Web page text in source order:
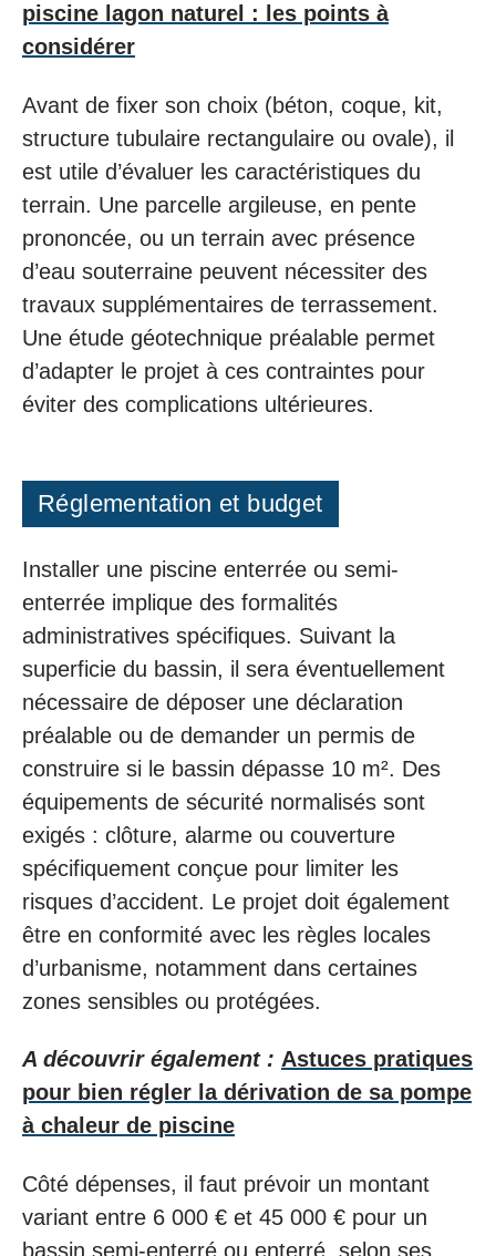
piscine lagon naturel : les points à
considérer
Avant de fixer son choix (béton, coque, kit,
structure tubulaire rectangulaire ou ovale), il
est utile d’évaluer les caractéristiques du
terrain. Une parcelle argileuse, en pente
prononcée, ou un terrain avec présence
d’eau souterraine peuvent nécessiter des
travaux supplémentaires de terrassement.
Une étude géotechnique préalable permet
d’adapter le projet à ces contraintes pour
éviter des complications ultérieures.
Réglementation et budget
Installer une piscine enterrée ou semi-
enterrée implique des formalités
administratives spécifiques. Suivant la
superficie du bassin, il sera éventuellement
nécessaire de déposer une déclaration
préalable ou de demander un permis de
construire si le bassin dépasse 10 m². Des
équipements de sécurité normalisés sont
exigés : clôture, alarme ou couverture
spécifiquement conçue pour limiter les
risques d’accident. Le projet doit également
être en conformité avec les règles locales
d’urbanisme, notamment dans certaines
zones sensibles ou protégées.
A découvrir également : Astuces pratiques
pour bien régler la dérivation de sa pompe
à chaleur de piscine
Côté dépenses, il faut prévoir un montant
variant entre 6 000 € et 45 000 € pour un
bassin semi-enterré ou enterré, selon ses